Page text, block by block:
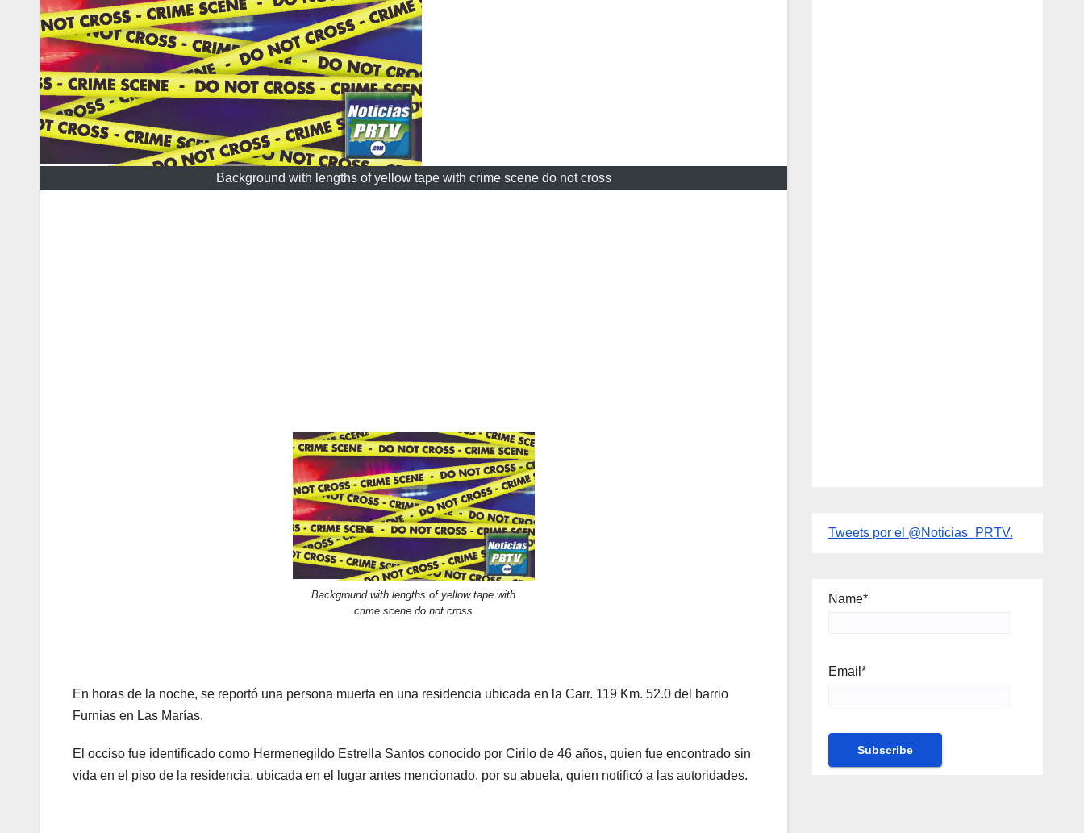
Background with lengths of yellow tape with crime scene do not cross
Background with lengths of yellow tape with
crime scene do not cross
En horas de la noche, se reportó una persona muerta en una residencia ubicada en la Carr. 119 Km. 52.0 del barrio
Furnias en Las Marías.
El occiso fue identificado como Hermenegildo Estrella Santos conocido por Cirilo de 46 años, quien fue encontrado sin
vida en el piso de la residencia, ubicada en el lugar antes mencionado, por su abuela, quien notificó a las autoridades.
Tweets por el @Noticias_PRTV.
Name*
Email*